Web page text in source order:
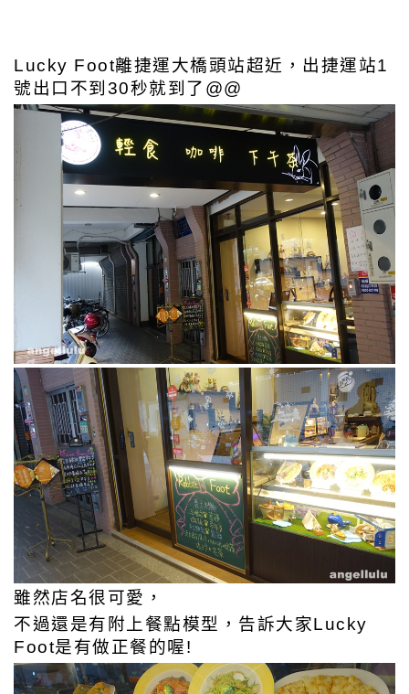
Lucky Foot離捷運大橋頭站超近，出捷運站1
號出口不到30秒就到了@@
雖然店名很可愛，
不過還是有附上餐點模型，告訴大家Lucky
Foot是有做正餐的喔!